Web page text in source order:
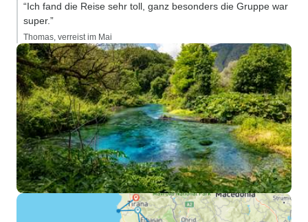
“Ich fand die Reise sehr toll, ganz besonders die Gruppe war
super.”
Thomas, verreist im Mai